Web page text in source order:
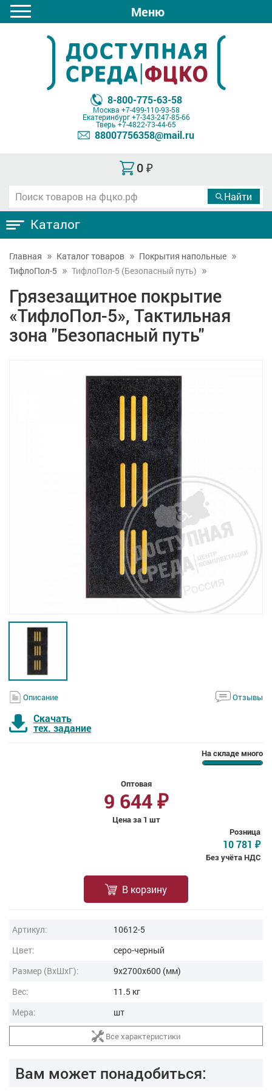
Меню
8-800-775-63-58
Москва +7-499-110-93-58
Екатеринбург+7-343-247-85-66
Тверь +7-4822-73-44-65
88007756358@mail.ru
0 ₽
Каталог
Главная Каталог товаров
Покрытия напольные
ТифлоПол-5
ТифлоПол-5 (Безопасный путь)
Грязезащитное покрытие
«ТифлоПол-5», Тактильная
зона "Безопасный путь"
Описание Отзывы
Скачать
тех. задание
На складе много
Оптовая
9 644 ₽
Цена за 1 шт
Розница
10 781 ₽
Без учёта НДС
В корзину
Артикул:
10612-5
Цвет:
серо-черный
Размер (ВxШxГ):
9x2700x600 (мм)
Вес:
11.5 кг
Мера:
шт
Все характеристики
Вам может понадобиться: